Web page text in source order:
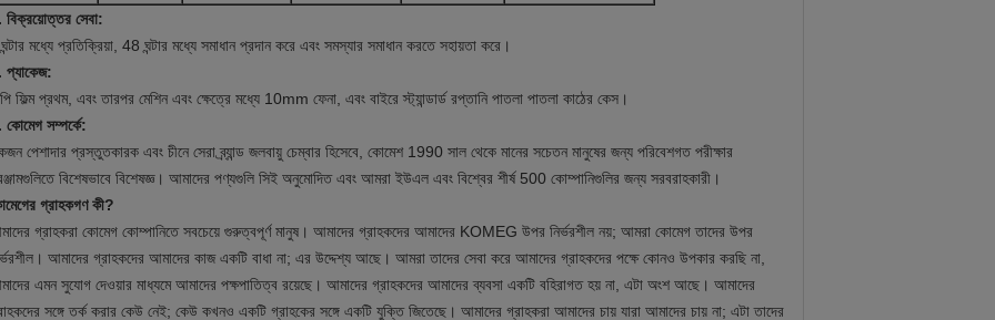
বিক্রয়োত্তর সেবা:
মধ্যে প্রতিক্রিয়া, 48 ঘন্টার মধ্যে সমাধান প্রদান করে এবং সমস্যার সমাধান করতে সহায়তা করে।
প্যাকেজ:
ফিল্ম প্রথম, এবং তারপর মেশিন এবং ক্ষেত্রে মধ্যে 10mm ফেনা, এবং বাইরে স্ট্যান্ডার্ড রপ্তানি পাতলা পাতলা কাঠের কেস।
সম্পর্কে:
পেশাদার প্রস্তুতকারক এবং চীনে সেরা ব্র্যান্ড জলবায়ু চেম্বার হিসেবে, কোমেশ 1990 সাল থেকে মানের সচেতন মানুষের জন্য পরিবেশগত পরীক্ষার
বিশেষভাবে বিশেষজ্ঞ। আমাদের পণ্যগুলি সিই অনুমোদিত এবং আমরা ইউএল এবং বিশ্বের শীর্ষ 500 কোম্পানিগুলির জন্য সরবরাহকারী।
গ্রাহকগণ কী?
গ্রাহকরা কোমেগ কোম্পানিতে সবচেয়ে গুরুত্বপূর্ণ মানুষ। আমাদের গ্রাহকদের আমাদের KOMEG উপর নির্ভরশীল নয়; আমরা কোমেগ তাদের উপর
আমাদের গ্রাহকদের আমাদের কাজ একটি বাধা না; এর উদ্দেশ্য আছে। আমরা তাদের সেবা করে আমাদের গ্রাহকদের পক্ষে কোনও উপকার করছি না,
এমন সুযোগ দেওয়ার মাধ্যমে আমাদের পক্ষপাতিত্ব রয়েছে। আমাদের গ্রাহকদের আমাদের ব্যবসা একটি বহিরাগত হয় না, এটা অংশ আছে। আমাদের
সঙ্গে তর্ক করার কেউ নেই; কেউ কখনও একটি গ্রাহকের সঙ্গে একটি যুক্তি জিতেছে। আমাদের গ্রাহকরা আমাদের চায় যারা আমাদের চায় না; এটা তাদের